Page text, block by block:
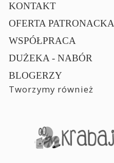
KONTAKT
OFERTA PATRONACKA
WSPÓŁPRACA
DUŻEKA - NABÓR
BLOGERZY
Tworzymy również